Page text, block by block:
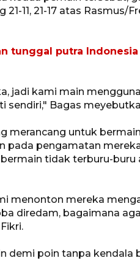
11, 21-17 atas Rasmus/
tunggal putra
jadi kami main
sendiri," Bagas
merancang untuk
pada pengamatan
tidak terburu-buru
menonton mereka
diredam, bagaimana
demi poin tanpa kendala